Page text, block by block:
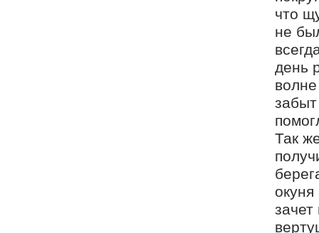
что
не
день
Так